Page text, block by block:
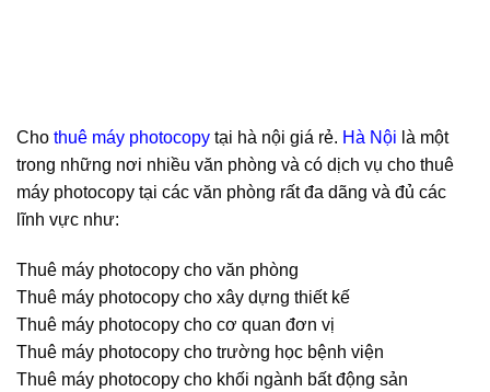
Cho thuê máy photocopy tại hà nội giá rẻ. Hà Nội là một
trong những nơi nhiều văn phòng và có dịch vụ cho thuê
máy photocopy tại các văn phòng rất đa dãng và đủ các
lĩnh vực như:
Thuê máy photocopy cho văn phòng
Thuê máy photocopy cho xây dựng thiết kế
Thuê máy photocopy cho cơ quan đơn vị
Thuê máy photocopy cho trường học bệnh viện
Thuê máy photocopy cho khối ngành bất động sản